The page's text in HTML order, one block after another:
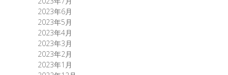
2023年6月
2023年5月
2023年4月
2023年3月
2023年2月
2023年1月